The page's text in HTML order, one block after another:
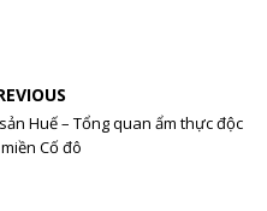
Huế – Tổng quan ẩm thực độc
Cố đô